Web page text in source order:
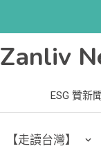
Zanliv
ESG 贊新
【走讀台灣】